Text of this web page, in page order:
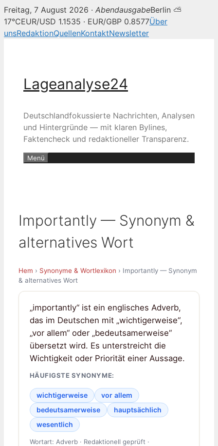
Freitag, 7 August 2026 · AbendausgabeBerlin ⛅
17°CEUR/USD 1.1535 · EUR/GBP 0.8577Über
unsRedaktionQuellenKontaktNewsletter
Lageanalyse24
Deutschlandfokussierte Nachrichten, Analysen
und Hintergründe — mit klaren Bylines,
Faktencheck und redaktioneller Transparenz.
Menü
Importantly — Synonym &
alternatives Wort
Hem › Synonyme & Wortlexikon › Importantly — Synonym
& alternatives Wort
„importantly“ ist ein englisches Adverb,
das im Deutschen mit „wichtigerweise“,
„vor allem“ oder „bedeutsamerweise“
übersetzt wird. Es unterstreicht die
Wichtigkeit oder Priorität einer Aussage.
HÄUFIGSTE SYNONYME:
wichtigerweise
vor allem
bedeutsamerweise
hauptsächlich
wesentlich
Wortart: Adverb · Redaktionell geprüft ·